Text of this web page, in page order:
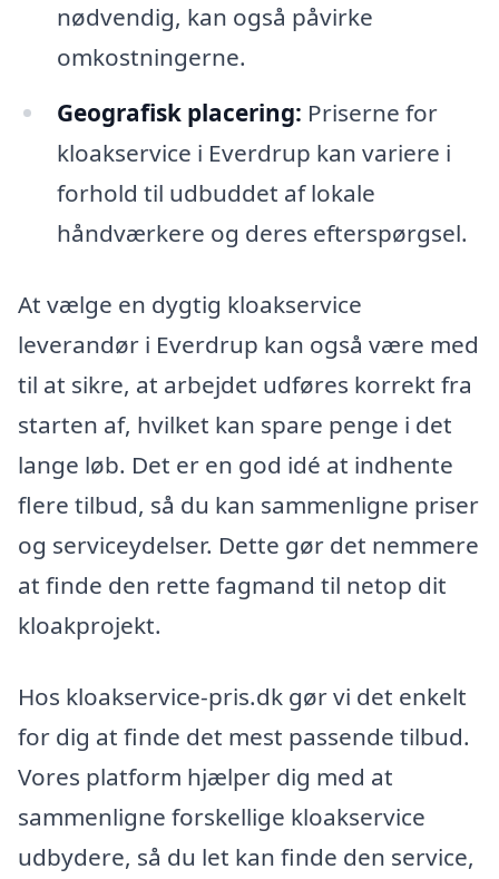
nødvendig, kan også påvirke
omkostningerne.
Geografisk placering: Priserne for
kloakservice i Everdrup kan variere i
forhold til udbuddet af lokale
håndværkere og deres efterspørgsel.
At vælge en dygtig kloakservice
leverandør i Everdrup kan også være med
til at sikre, at arbejdet udføres korrekt fra
starten af, hvilket kan spare penge i det
lange løb. Det er en god idé at indhente
flere tilbud, så du kan sammenligne priser
og serviceydelser. Dette gør det nemmere
at finde den rette fagmand til netop dit
kloakprojekt.
Hos kloakservice-pris.dk gør vi det enkelt
for dig at finde det mest passende tilbud.
Vores platform hjælper dig med at
sammenligne forskellige kloakservice
udbydere, så du let kan finde den service,